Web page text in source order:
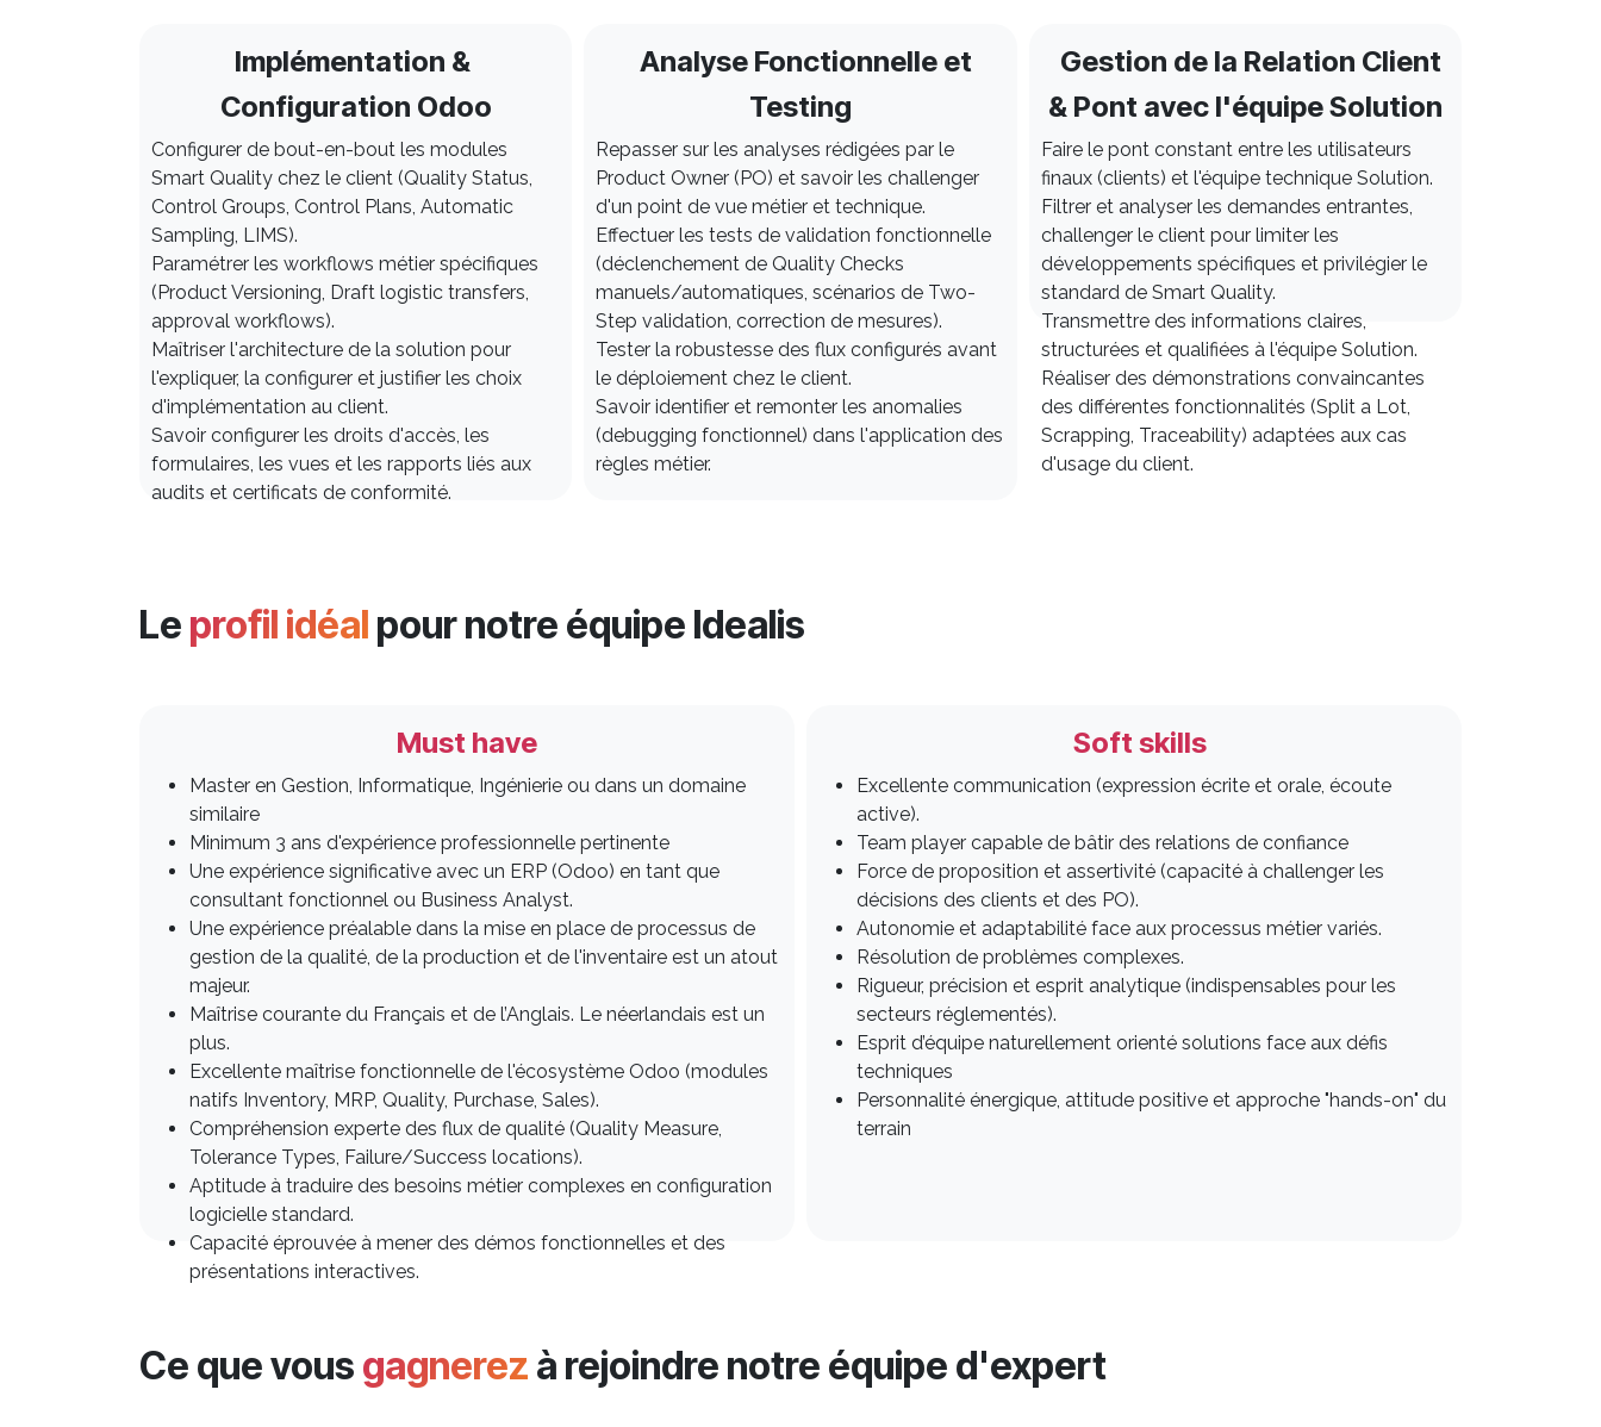
Implémentation &
Configuration Odoo
Configurer de bout-en-bout les modules
Smart Quality chez le client (Quality Status,
Control Groups, Control Plans, Automatic
Sampling, LIMS).
Paramétrer les workflows métier spécifiques
(Product Versioning, Draft logistic transfers,
approval workflows).
Maîtriser l'architecture de la solution pour
l'expliquer, la configurer et justifier les choix
d'implémentation au client.
Savoir configurer les droits d'accès, les
formulaires, les vues et les rapports liés aux
audits et certificats de conformité.
Gestion de la Relation Client
& Pont avec l'équipe Solution
Faire le pont constant entre les utilisateurs
finaux (clients) et l'équipe technique Solution.
Filtrer et analyser les demandes entrantes,
challenger le client pour limiter les
développements spécifiques et privilégier le
standard de Smart Quality.
Transmettre des informations claires,
structurées et qualifiées à l'équipe Solution.
Réaliser des démonstrations convaincantes
des différentes fonctionnalités (Split a Lot,
Scrapping, Traceability) adaptées aux cas
d'usage du client.
Analyse Fonctionnelle et
Testing
Repasser sur les analyses rédigées par le
Product Owner (PO) et savoir les challenger
d'un point de vue métier et technique.
Effectuer les tests de validation fonctionnelle
(déclenchement de Quality Checks
manuels/automatiques, scénarios de Two-
Step validation, correction de mesures).
Tester la robustesse des flux configurés avant
le déploiement chez le client.
Savoir identifier et remonter les anomalies
(debugging fonctionnel) dans l'application des
règles métier.
Le profil idéal pour notre équipe Idealis
Soft skills​
Excellente communication (expression écrite et orale, écoute
active).
Team player capable de bâtir des relations de confiance
Force de proposition et assertivité (capacité à challenger les
décisions des clients et des PO).
Autonomie et adaptabilité face aux processus métier variés.
Résolution de problèmes complexes.
Rigueur, précision et esprit analytique (indispensables pour les
secteurs réglementés).
Esprit d’équipe naturellement orienté solutions face aux défis
techniques
Personnalité énergique, attitude positive et approche "hands-on" du
terrain
Must have
Master en Gestion, Informatique, Ingénierie ou dans un domaine
similaire
Minimum 3 ans d'expérience professionnelle pertinente
Une expérience significative avec un ERP (Odoo) en tant que
consultant fonctionnel ou Business Analyst.
Une expérience préalable dans la mise en place de processus de
gestion de la qualité, de la production et de l'inventaire est un atout
majeur.
Maîtrise courante du Français et de l’Anglais. Le néerlandais est un
plus.
Excellente maîtrise fonctionnelle de l'écosystème Odoo (modules
natifs Inventory, MRP, Quality, Purchase, Sales).
Compréhension experte des flux de qualité (Quality Measure,
Tolerance Types, Failure/Success locations).
Aptitude à traduire des besoins métier complexes en configuration
logicielle standard.
Capacité éprouvée à mener des démos fonctionnelles et des
présentations interactives.
Ce que vous gagnerez à rejoindre notre équipe d'expert